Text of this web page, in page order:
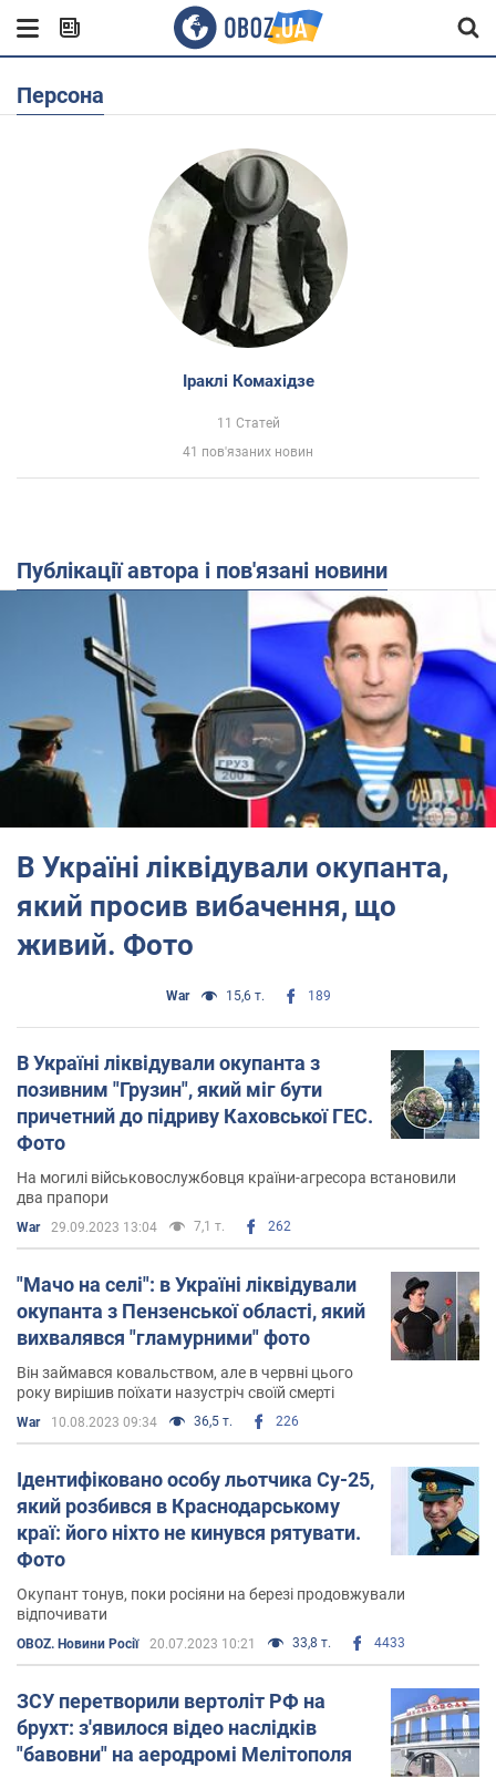
Персона
Іраклі Комахідзе
11 Статей
41 пов'язаних новин
Публікації автора і пов'язані новини
В Україні ліквідували окупанта,
який просив вибачення, що
живий. Фото
War 15,6 т. 189
В Україні ліквідували окупанта з
позивним "Грузин", який міг бути
причетний до підриву Каховської ГЕС.
Фото
На могилі військовослужбовця країни-агресора встановили
два прапори
War 29.09.2023 13:04 7,1 т. 262
"Мачо на селі": в Україні ліквідували
окупанта з Пензенської області, який
вихвалявся "гламурними" фото
Він займався ковальством, але в червні цього
року вирішив поїхати назустріч своїй смерті
War 10.08.2023 09:34 36,5 т. 226
Ідентифіковано особу льотчика Су-25,
який розбився в Краснодарському
краї: його ніхто не кинувся рятувати.
Фото
Окупант тонув, поки росіяни на березі продовжували
відпочивати
OBOZ. Новини Росії 20.07.2023 10:21 33,8 т. 4433
ЗСУ перетворили вертоліт РФ на
брухт: з'явилося відео наслідків
"бавовни" на аеродромі Мелітополя